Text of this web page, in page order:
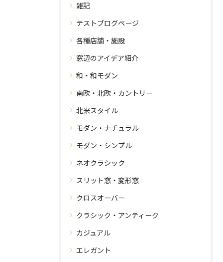
雑記
テストブログページ
各種店舗・施設
窓辺のアイデア紹介
和・和モダン
南欧・北欧・カントリー
北米スタイル
モダン・ナチュラル
モダン・シンプル
ネオクラシック
スリット窓・変形窓
クロスオーバー
クラシック・アンティーク
カジュアル
エレガント